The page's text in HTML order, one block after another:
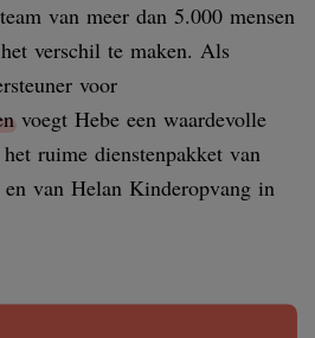
van meer dan 5.000 mensen
verschil te maken. Als
voor
voegt Hebe een waardevolle
ruime dienstenpakket van
van Helan Kinderopvang in